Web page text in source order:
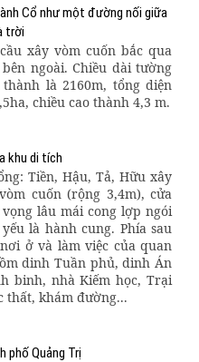
Cổ như một đường nối giữa
trời
xây vòm cuốn bắc qua
ngoài. Chiều dài tường
là 2160m, tổng diện
chiều cao thành 4,3 m.
khu di tích
Tiền, Hậu, Tả, Hữu xây
cuốn (rộng 3,4m), cửa
lâu mái cong lợp ngói
là hành cung. Phía sau
ở và làm việc của quan
dinh Tuần phủ, dinh Án
binh, nhà Kiếm học, Trại
thất, khám đường...
phố Quảng Trị